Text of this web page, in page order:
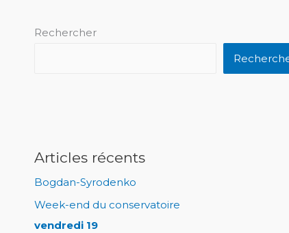
Rechercher
Articles récents
Bogdan-Syrodenko
Week-end du conservatoire
vendredi 19